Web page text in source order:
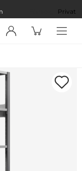
Privat
vill